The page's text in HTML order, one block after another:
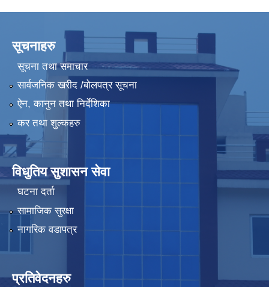
सूचनाहरु
सूचना तथा समाचार
सार्वजनिक खरीद /बोलपत्र सूचना
ऐन, कानुन तथा निर्देशिका
कर तथा शुल्कहरु
विधुतिय सुशासन सेवा
घटना दर्ता
सामाजिक सुरक्षा
नागरिक वडापत्र
प्रतिवेदनहरु